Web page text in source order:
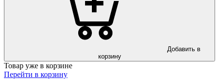
корзину
Товар уже в корзине
Перейти в корзину